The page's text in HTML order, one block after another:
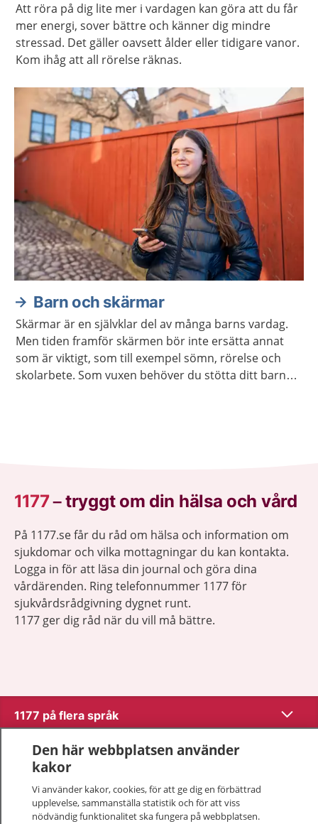
Att röra på dig lite mer i vardagen kan göra att du får
mer energi, sover bättre och känner dig mindre
stressad. Det gäller oavsett ålder eller tidigare vanor.
Kom ihåg att all rörelse räknas.
Barn och skärmar
Skärmar är en självklar del av många barns vardag.
Men tiden framför skärmen bör inte ersätta annat
som är viktigt, som till exempel sömn, rörelse och
skolarbete. Som vuxen behöver du stötta ditt barn
1177–tryggt om din hälsa och vård
På 1177.se får du råd om hälsa och information om
sjukdomar och vilka mottagningar du kan kontakta.
Logga in för att läsa din journal och göra dina
vårdärenden. Ring telefonnummer 1177 för
sjukvårdsrådgivning dygnet runt.
1177 ger dig råd när du vill må bättre.
1177 på flera språk Visa
Om 1177
Kontakt
Den här webbplatsen använder
kakor
Vi använder kakor, cookies, för att ge dig en förbättrad
upplevelse, sammanställa statistik och för att viss
nödvändig funktionalitet ska fungera på webbplatsen.